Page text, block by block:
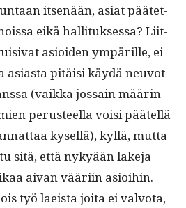
itsenään, asi­at päätet­
eikä hal­li­tuk­ses­sa? Liit­
asioiden ympärille, ei
asi­as­ta pitäisi käy­dä neu­vot­
(vaik­ka jos­sain määrin
perus­teel­la voisi päätel­lä
kysel­lä), kyl­lä, mut­ta
sitä, että nykyään lake­ja
aivan vääri­in asioi­hin.
työ laeista joi­ta ei valvota,